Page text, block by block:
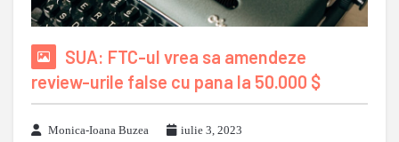
SUA: FTC-ul vrea sa amendeze
review-urile false cu pana la 50.000 $
Monica-Ioana Buzea iulie 3, 2023